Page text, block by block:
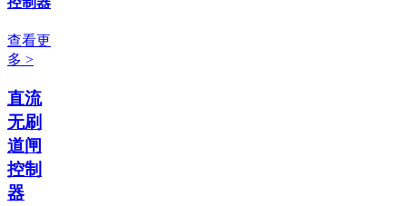
查看更
多 >
直流
无刷
道闸
控制
器